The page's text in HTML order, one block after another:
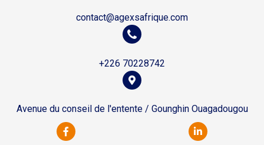
contact@agexsafrique.com
+226 70228742
Avenue du conseil de l'entente / Gounghin Ouagadougou